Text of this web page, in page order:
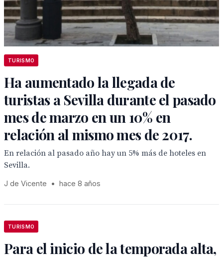
TURISMO
Ha aumentado la llegada de
turistas a Sevilla durante el pasado
mes de marzo en un 10% en
relación al mismo mes de 2017.
En relación al pasado año hay un 5% más de hoteles en
Sevilla.
J de Vicente • hace 8 años
TURISMO
Para el inicio de la temporada alta,